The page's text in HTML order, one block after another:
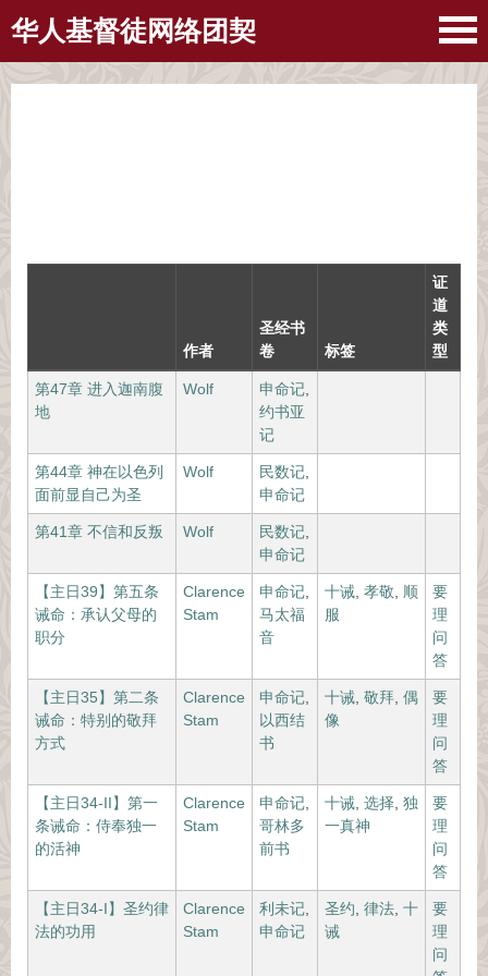
华人基督徒网络团契
作者
圣经书
卷
标签
证
道
类
型
第47章 进入迦南腹
地
Wolf 申命记
约书亚
记
第44章 神在以色列
面前显自己为圣
Wolf 民数记
申命记
第41章 不信和反叛 Wolf 民数记
申命记
【主日39】第五条
诫命：承认父母的
职分
Clarence
Stam
申命记
马太福
音
十诫 孝敬
顺
服
要
理
问
答
【主日35】第二条
诫命：特别的敬拜
方式
Clarence
Stam
申命记
以西结
书
十诫 敬拜 偶
像
要
理
问
答
【主日34-II】第一
条诫命：侍奉独一
的活神
Clarence
Stam
申命记
哥林多
前书
十诫 选择 独
一真神
要
理
问
答
【主日34-I】圣约律
法的功用
Clarence
Stam
利未记
申命记
圣约 律法 十
诫
要
理
问